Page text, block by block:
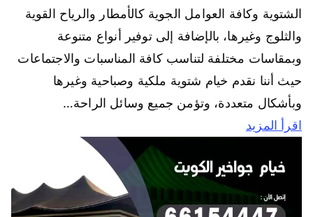
الشتوية وكافة العوامل الجوية كالأمطار والرياح القوية
والثلوج وغيرها، بالإضافة إلى توفير أنواع متنوعة
وبمقاسات مختلفة لتناسب كافة المناسبات والاجتماعات
حيث أننا نقدم خيام شتوية ملكية وصباحية وغيرها
وبأشكال متعددة، وتؤمن جميع وسائل الراحة…
اقرأ المزيد